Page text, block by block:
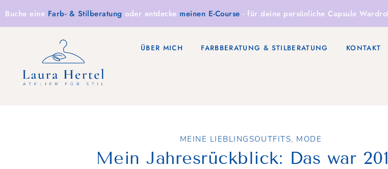
Buche eine Farb- & Stilberatung oder entdecke meinen E-Course - für deine persönliche Capsule
ÜBER MICH FARBBERATUNG & STILBERATUNG KONTAKT
MEINE LIEBLINGSOUTFITS, MODE
Mein Jahresrückblick: Das war